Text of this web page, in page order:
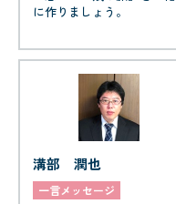
に作りましょう。
溝部 潤也
一言メッセージ